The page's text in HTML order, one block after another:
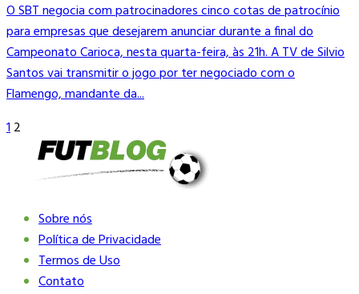
O SBT negocia com patrocinadores cinco cotas de patrocínio
para empresas que desejarem anunciar durante a final do
Campeonato Carioca, nesta quarta-feira, às 21h. A TV de Silvio
Santos vai transmitir o jogo por ter negociado com o
Flamengo, mandante da...
12
Sobre nós
Política de Privacidade
Termos de Uso
Contato